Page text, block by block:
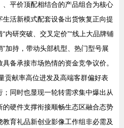
平价顶配相结合的产品组合为核心
活新模式配套设备出货恢复正向提
内研突破、交叉定价”“线上大品牌铺
加持，带动头部机型、热门型号展
备承接市场热情的资金竞争议价。
贡献率高位进发及高端客群偏好表
同时也显现一轮转需求集中爆出从
硬件支撑衔接顺畅生态区融合态势
育礼品新创业影像工作组非必需及